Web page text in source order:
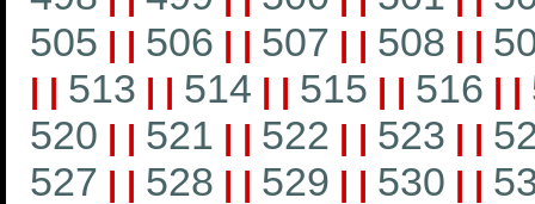
505 | | 506 | | 507 | | 508 | |
| | 513 | | 514 | | 515 | | 516 | |
520 | | 521 | | 522 | | 523 | |
527 | | 528 | | 529 | | 530 | |